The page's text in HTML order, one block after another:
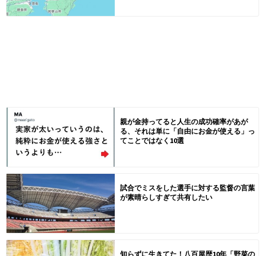
親が金持ってると人生の成功確率があが
る、それは単に「自由にお金が使える」っ
てことではなく10選
試合でミスをした選手に対する監督の言葉
が素晴らしすぎて共有したい
知らずに生きてた！八百屋歴10年「野菜の